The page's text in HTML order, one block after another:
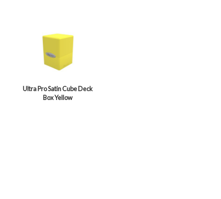
Ultra Pro Satin Cube Deck
Box Yellow